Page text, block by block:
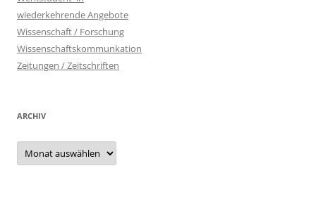
wiederkehrende Angebote
Wissenschaft / Forschung
Wissenschaftskommunkation
Zeitungen / Zeitschriften
ARCHIV
Archiv